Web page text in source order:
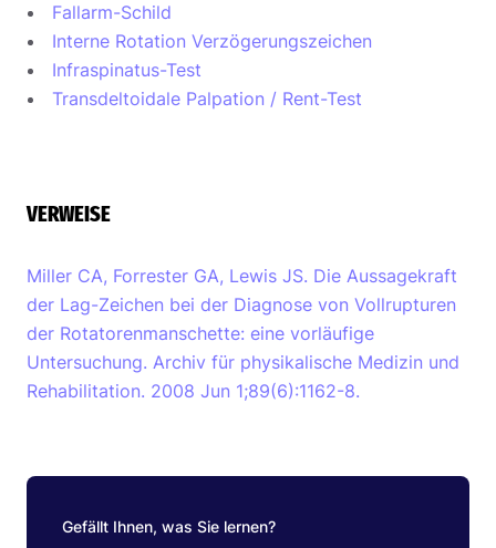
Fallarm-Schild
Interne Rotation Verzögerungszeichen
Infraspinatus-Test
Transdeltoidale Palpation / Rent-Test
VERWEISE
Miller CA, Forrester GA, Lewis JS. Die Aussagekraft
der Lag-Zeichen bei der Diagnose von Vollrupturen
der Rotatorenmanschette: eine vorläufige
Untersuchung. Archiv für physikalische Medizin und
Rehabilitation. 2008 Jun 1;89(6):1162-8.
Gefällt Ihnen, was Sie lernen?